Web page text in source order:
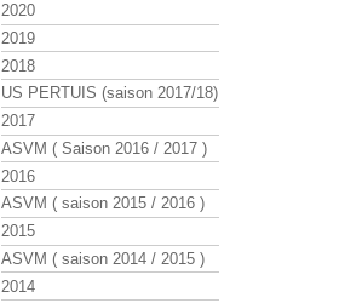
2020
2019
2018
US PERTUIS (saison 2017/18)
2017
ASVM ( Saison 2016 / 2017 )
2016
ASVM ( saison 2015 / 2016 )
2015
ASVM ( saison 2014 / 2015 )
2014